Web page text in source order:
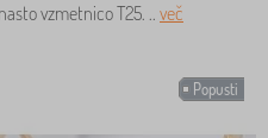
vzmetnico T25. .. več
Popusti